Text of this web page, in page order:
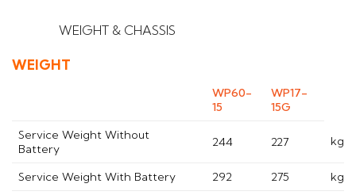
WEIGHT & CHASSIS
WEIGHT
WP60-
15
WP17-
15G
Service Weight Without
Battery
244 227 kg
Service Weight With Battery 292 275 kg